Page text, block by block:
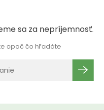
sa za nepríjemnosť.
opač čo hľadáte